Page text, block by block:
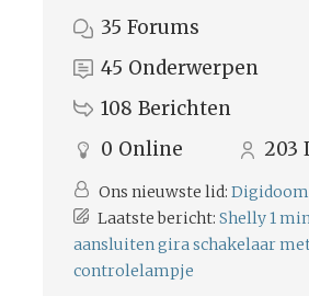
35 Forums
45 Onderwerpen
108 Berichten
0 Online 203
Ons nieuwste lid: Digidoom
Laatste bericht: Shelly 1
aansluiten gira schakelaar
controlelampje